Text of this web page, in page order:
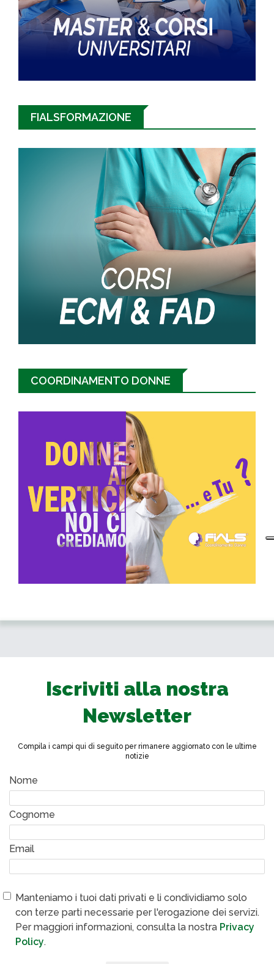
FIALSFORMAZIONE
COORDINAMENTO DONNE
Iscriviti alla nostra
Newsletter
Compila i campi qui di seguito per rimanere aggiornato con le ultime
notizie
Nome
Cognome
Email
Manteniamo i tuoi dati privati e li condividiamo solo
con terze parti necessarie per l'erogazione dei servizi.
Per maggiori informazioni, consulta la nostra Privacy
Policy.